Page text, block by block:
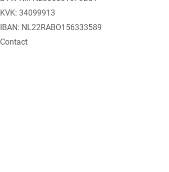
KVK: 34099913
IBAN: NL22RABO156333589
Contact